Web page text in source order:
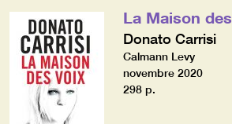
La Maison
Donato Carrisi
Calmann Levy
novembre 2020
298 p.